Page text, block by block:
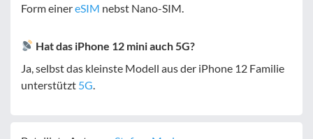
Form einereSIM nebst Nano-SIM.
Hat das iPhone 12 mini auch 5G?
Ja, selbst das kleinste Modell aus der iPhone 12 Familie
unterstützt 5G